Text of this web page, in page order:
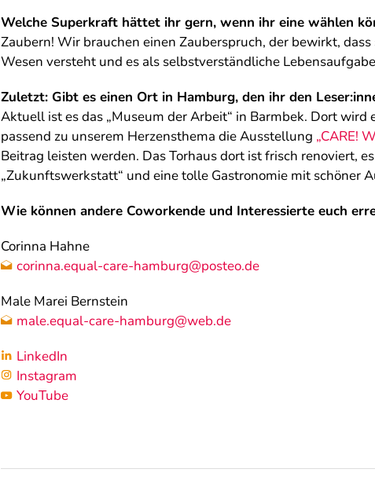
Welche Superkraft hättet ihr gern, wenn ihr eine wählen
Zaubern! Wir brauchen einen Zauberspruch, der bewirkt,
Wesen versteht und es als selbstverständliche
Zuletzt: Gibt es einen Ort in Hamburg, den ihr den
Aktuell ist es das „Museum der Arbeit“ in Barmbek. Dort
passend zu unserem Herzensthema die Ausstellung „CARE!
Beitrag leisten werden. Das Torhaus dort ist frisch renoviert,
„Zukunftswerkstatt“ und eine tolle Gastronomie mit schöner
Wie können andere Coworkende und Interessierte euch
Corinna Hahne
corinna.equal-care-hamburg@posteo.de
Male Marei Bernstein
male.equal-care-hamburg@web.de
LinkedIn
Instagram
YouTube